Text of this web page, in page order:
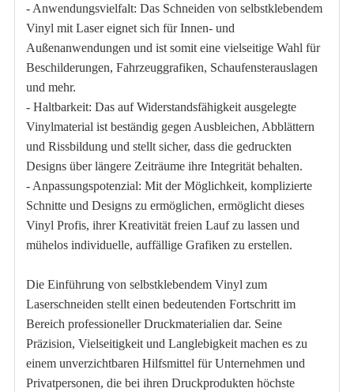
- Anwendungsvielfalt: Das Schneiden von selbstklebendem
Vinyl mit Laser eignet sich für Innen- und
Außenanwendungen und ist somit eine vielseitige Wahl für
Beschilderungen, Fahrzeuggrafiken, Schaufensterauslagen
und mehr.
- Haltbarkeit: Das auf Widerstandsfähigkeit ausgelegte
Vinylmaterial ist beständig gegen Ausbleichen, Abblättern
und Rissbildung und stellt sicher, dass die gedruckten
Designs über längere Zeiträume ihre Integrität behalten.
- Anpassungspotenzial: Mit der Möglichkeit, komplizierte
Schnitte und Designs zu ermöglichen, ermöglicht dieses
Vinyl Profis, ihrer Kreativität freien Lauf zu lassen und
mühelos individuelle, auffällige Grafiken zu erstellen.
Die Einführung von selbstklebendem Vinyl zum
Laserschneiden stellt einen bedeutenden Fortschritt im
Bereich professioneller Druckmaterialien dar. Seine
Präzision, Vielseitigkeit und Langlebigkeit machen es zu
einem unverzichtbaren Hilfsmittel für Unternehmen und
Privatpersonen, die bei ihren Druckprodukten höchste